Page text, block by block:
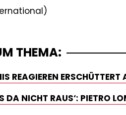
THEMA:
REAGIEREN
DA NICHT RAUS‘: PIETRO